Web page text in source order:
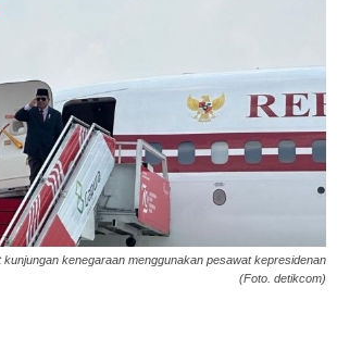
kenegaraan menggunakan pesawat kepresidenan
(Foto. detikcom)